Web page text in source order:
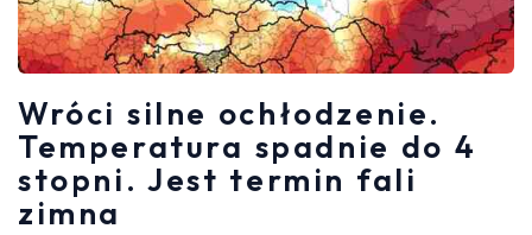
Wróci silne ochłodzenie.
Temperatura spadnie do 4
stopni. Jest termin fali
zimna